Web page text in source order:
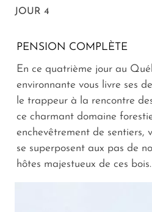
JOUR 4
PENSION COMPLÈTE
En ce quatrième jour au
environnante vous livre ses
le trappeur à la rencontre
ce charmant domaine
enchevêtrement de sentiers,
se superposent aux pas de
hôtes majestueux de ces bois.